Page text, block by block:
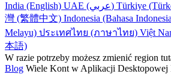
India (English)
UAE (عربي) Türkiye
灣 (繁體中文) Indonesia (Bahasa
Melayu) ประเทศไทย (ภาษาไทย) Việt
本語)
W razie potrzeby możesz zmienić region
Blog Wiele Kont w Aplikacji